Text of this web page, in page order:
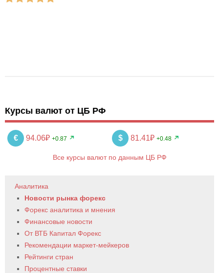
Курсы валют от ЦБ РФ
€ 94.06₽ +0.87 $ 81.41₽ +0.48
Все курсы валют по данным ЦБ РФ
Аналитика
Новости рынка форекс
Форекс аналитика и мнения
Финансовые новости
От ВТБ Капитал Форекс
Рекомендации маркет-мейкеров
Рейтинги стран
Процентные ставки